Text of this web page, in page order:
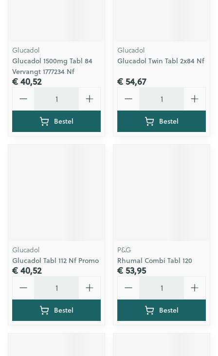
Glucadol
Glucadol 1500mg Tabl 84
Vervangt 1777234 Nf
€ 40,52
Bestel
Glucadol
Glucadol Twin Tabl 2x84 Nf
€ 54,67
Bestel
Glucadol
Glucadol Tabl 112 Nf Promo
€ 40,52
Bestel
P&G
Rhumal Combi Tabl 120
€ 53,95
Bestel